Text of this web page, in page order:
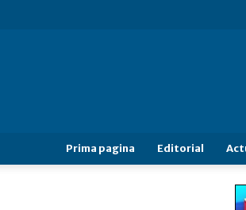
Prima pagina Editorial